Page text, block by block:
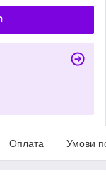
Оплата Умови